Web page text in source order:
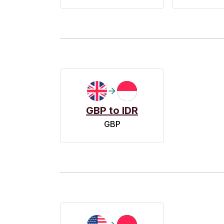
GBP to IDR
GBP